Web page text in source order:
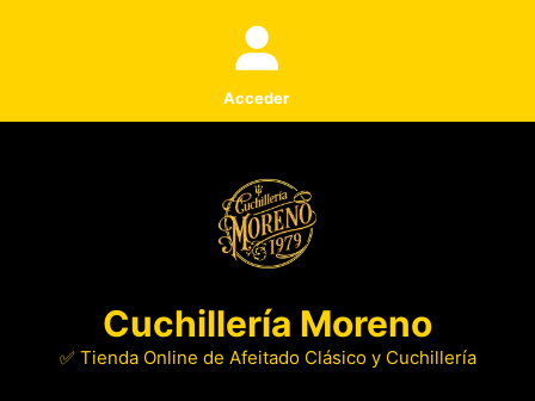
Acceder
Cuchillería Moreno
✅ Tienda Online de Afeitado Clásico y Cuchillería